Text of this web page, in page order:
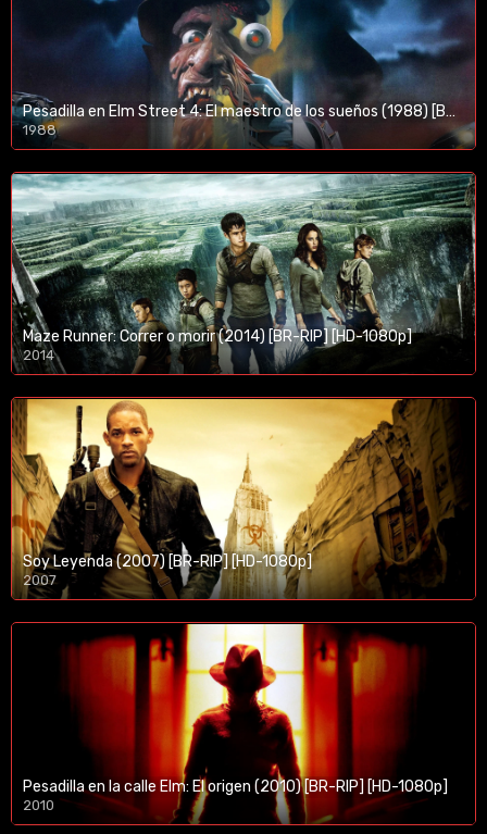
Pesadilla en Elm Street 4: El maestro de los sueños (1988) [BR-RIP] [HD-1080p]
1988
Maze Runner: Correr o morir (2014) [BR-RIP] [HD-1080p]
2014
1080p/720p
Soy Leyenda (2007) [BR-RIP] [HD-1080p]
2007
1080p/720p
Pesadilla en la calle Elm: El origen (2010) [BR-RIP] [HD-1080p]
2010
1080p/720p